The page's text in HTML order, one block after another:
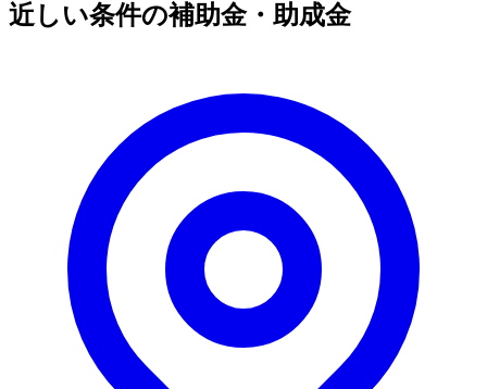
近しい条件の補助金・助成金